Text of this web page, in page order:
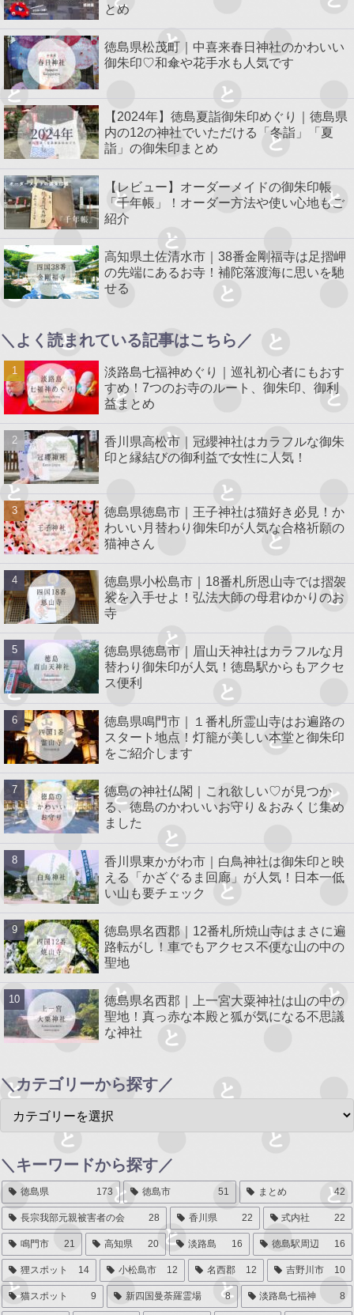
とめ
徳島県松茂町｜中喜来春日神社のかわいい
御朱印♡和傘や花手水も人気です
【2024年】徳島夏詣御朱印めぐり｜徳島県
内の12の神社でいただける「冬詣」「夏
詣」の御朱印まとめ
【レビュー】オーダーメイドの御朱印帳
「千年帳」！オーダー方法や使い心地もご
紹介
高知県土佐清水市｜38番金剛福寺は足摺岬
の先端にあるお寺！補陀落渡海に思いを馳
せる
＼よく読まれている記事はこちら／
淡路島七福神めぐり｜巡礼初心者にもおす
すめ！7つのお寺のルート、御朱印、御利
益まとめ
香川県高松市｜冠纓神社はカラフルな御朱
印と縁結びの御利益で女性に人気！
徳島県徳島市｜王子神社は猫好き必見！か
わいい月替わり御朱印が人気な合格祈願の
猫神さん
徳島県小松島市｜18番札所恩山寺では摺袈
裟を入手せよ！弘法大師の母君ゆかりのお
寺
徳島県徳島市｜眉山天神社はカラフルな月
替わり御朱印が人気！徳島駅からもアクセ
ス便利
徳島県鳴門市｜１番札所霊山寺はお遍路の
スタート地点！灯籠が美しい本堂と御朱印
をご紹介します
徳島の神社仏閣｜これ欲しい♡が見つか
る、徳島のかわいいお守り＆おみくじ集め
ました
香川県東かがわ市｜白鳥神社は御朱印と映
える「かざぐるま回廊」が人気！日本一低
い山も要チェック
徳島県名西郡｜12番札所焼山寺はまさに遍
路転がし！車でもアクセス不便な山の中の
聖地
徳島県名西郡｜上一宮大粟神社は山の中の
聖地！真っ赤な本殿と狐が気になる不思議
な神社
＼カテゴリーから探す／
＼キーワードから探す／
徳島県 173 徳島市 51 まとめ 42
長宗我部元親被害者の会 28 香川県 22 式内社 22
鳴門市 21 高知県 20 淡路島 16 徳島駅周辺 16
狸スポット 14 小松島市 12 名西郡 12 吉野川市 10
猫スポット 9 新四国曼荼羅霊場 8 淡路島七福神 8